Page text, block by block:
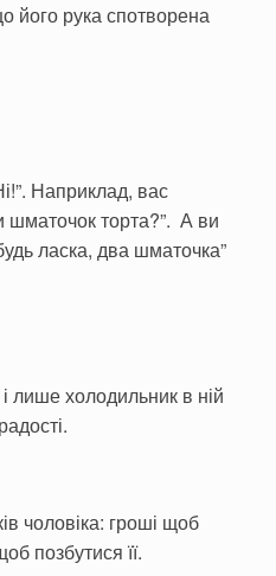
його рука спотворена
Наприклад, вас
шматочок торта?”. А ви
ласка, два шматочка”
лише холодильник в ній
чоловіка: гроші щоб
позбутися її.